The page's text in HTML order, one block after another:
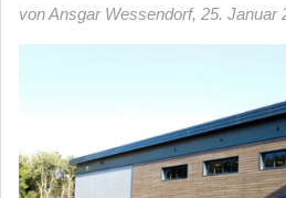
von Ansgar Wessendorf, 25. Januar